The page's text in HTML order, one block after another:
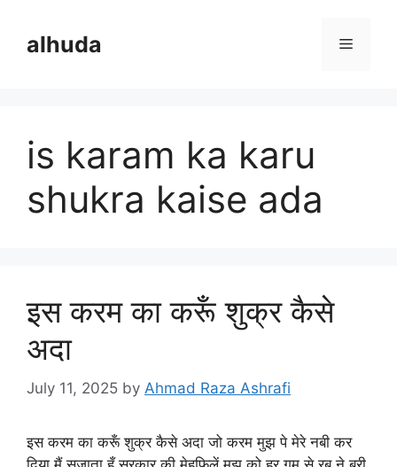
contentalhuda Menu
is karam ka karu
shukra kaise ada
इस करम का करूँ शुक्र कैसे
अदा
July 11, 2025 by Ahmad Raza Ashrafi
इस करम का करूँ शुक्र कैसे अदा जो करम मुझ पे मेरे नबी कर